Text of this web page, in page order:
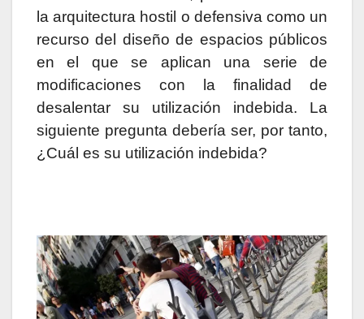
la arquitectura hostil o defensiva como un
recurso del diseño de espacios públicos
en el que se aplican una serie de
modificaciones con la finalidad de
desalentar su utilización indebida. La
siguiente pregunta debería ser, por tanto,
¿Cuál es su utilización indebida?